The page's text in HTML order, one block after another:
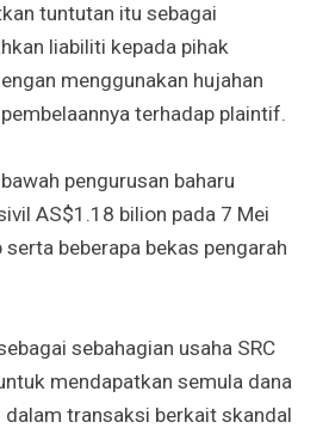
tuntutan itu sebagai
liabiliti kepada pihak
menggunakan hujahan
terhadap plaintif.
pengurusan baharu
AS$1.18 bilion pada 7 Mei
beberapa bekas pengarah
sebahagian usaha SRC
mendapatkan semula dana
transaksi berkait skandal